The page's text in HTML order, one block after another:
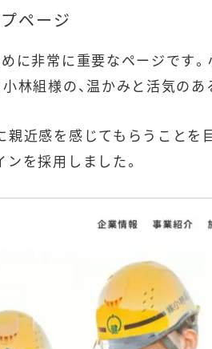
ページ
に非常に重要なページです
林組様の、温かみと活気の
親近感を感じてもらうことを
を採用しました。